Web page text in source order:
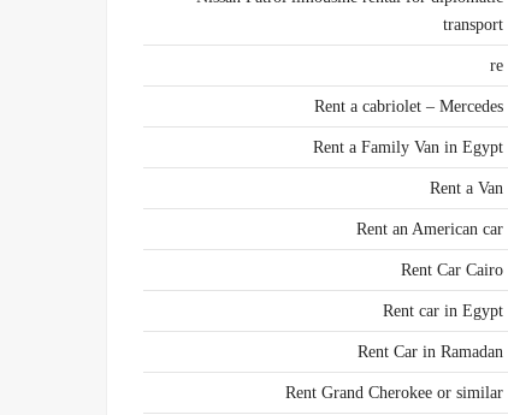
transport
re
Rent a cabriolet – Mercedes
Rent a Family Van in Egypt
Rent a Van
Rent an American car
Rent Car Cairo
Rent car in Egypt
Rent Car in Ramadan
Rent Grand Cherokee or similar